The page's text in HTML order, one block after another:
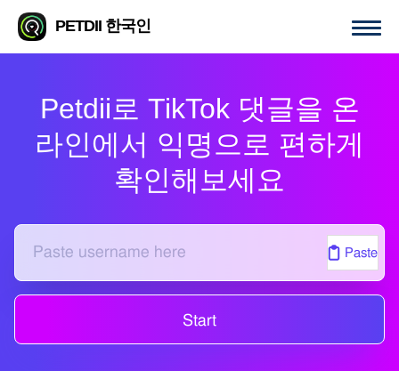
PETDII 한국인
Petdii로 TikTok 댓글을 온
라인에서 익명으로 편하게
확인해보세요
Paste
Start